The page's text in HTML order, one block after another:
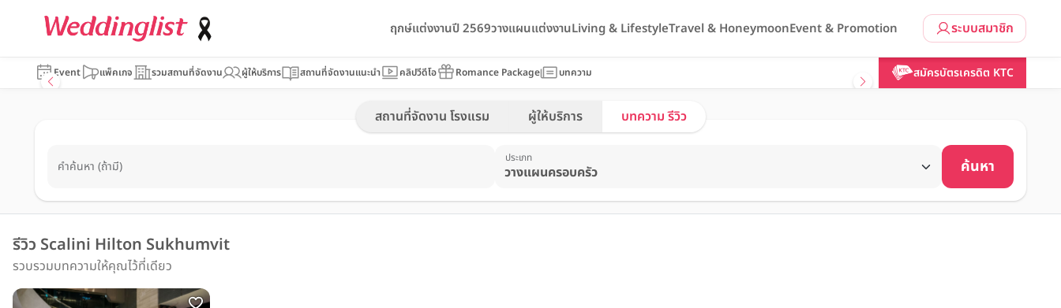
ระบบสมาชิก
ฤกษ์แต่งงานปี 2569วางแผนแต่งงานLiving & LifestyleTravel & HoneymoonEvent & Promotion
Event แพ็คเกจ รวมสถานที่จัดงาน ผู้ให้บริการ สถานที่จัดงานแนะนำ คลิปวีดีโอ Romance Package บทความ สมัครบัตรเครดิต KTC
สถานที่จัดงาน โรงแรม ผู้ให้บริการ บทความ รีวิว
คำค้นหา (ถ้ามี)
ประเภท ค้นหา
รีวิว Scalini Hilton Sukhumvit
รวบรวมบทความให้คุณไว้ที่เดียว